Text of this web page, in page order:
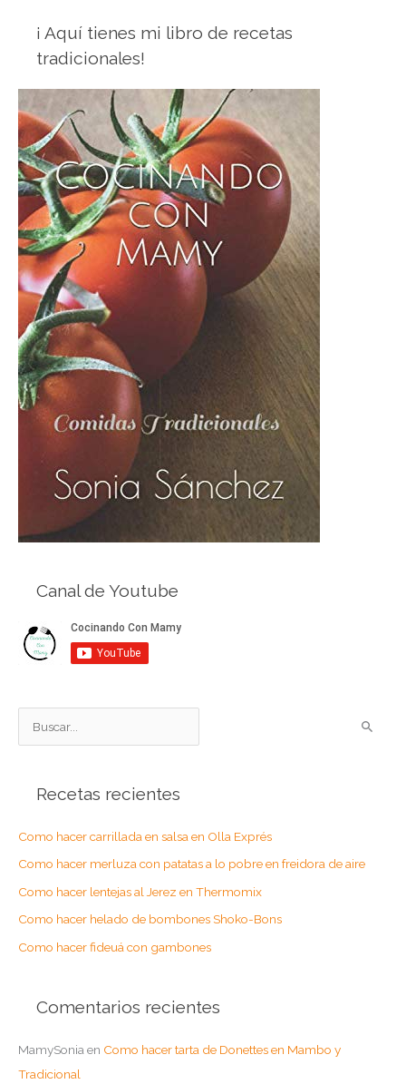
¡ Aquí tienes mi libro de recetas
tradicionales!
Canal de Youtube
u
r
p
o
r
Recetas recientes
Como hacer carrillada en salsa en Olla Exprés
Como hacer merluza con patatas a lo pobre en freidora de aire
Como hacer lentejas al Jerez en Thermomix
Como hacer helado de bombones Shoko-Bons
Como hacer fideuá con gambones
Comentarios recientes
MamySoniaen Como hacer tarta de Donettes en Mambo y
Tradicional